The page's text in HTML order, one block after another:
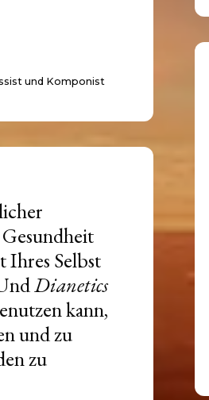
und Komponist
Ihres Selbst
Dianetics
kann,
und zu
zu